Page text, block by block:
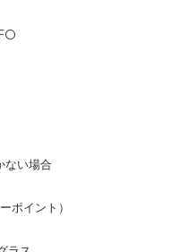
ない場合
ポイント）